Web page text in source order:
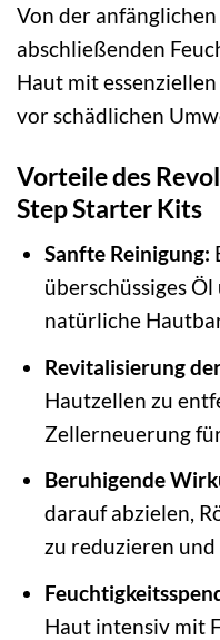
Von der
abschließenden
Haut mit
vor schädlichen
Vorteile des
Step Starter Kits
Sanfte Reinigung:
überschüssiges Öl
natürliche
Revitalisierung
Hautzellen zu
Zellerneuerung
Beruhigende
darauf abzielen,
zu reduzieren
Haut intensiv mit